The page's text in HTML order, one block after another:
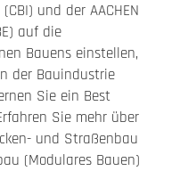
und der AACHEN
auf die
Bauens einstellen,
der Bauindustrie
Sie ein Best
Sie mehr über
und Straßenbau
(Modulares Bauen)